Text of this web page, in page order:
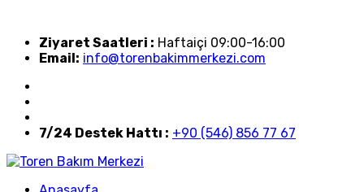
Ziyaret Saatleri : Haftaiçi 09:00-16:00
Email: info@torenbakimmerkezi.com
7/24 Destek Hattı : +90 (546) 856 77 67